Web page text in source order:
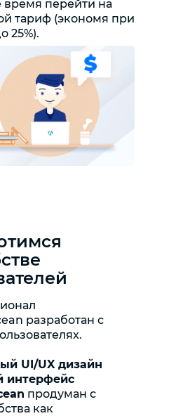
перейти на
тариф (экономя при
25%).
разработан с
UI/UX дизайн
интерфейс
продуман с
как